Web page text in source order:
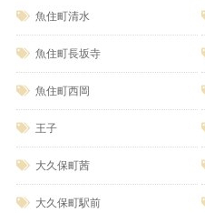
魚住町清水
魚住町長坂寺
魚住町西岡
王子
大久保町茜
大久保町駅前